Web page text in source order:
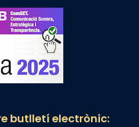
butlletí electrònic: